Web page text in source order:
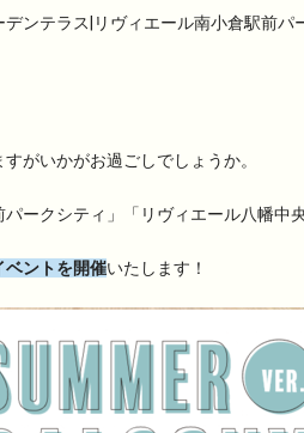
デンテラス|リヴィエール南小倉駅前
がいかがお過ごしでしょうか。
パークシティ」「リヴィエール八幡中
ベントを開催いたします！